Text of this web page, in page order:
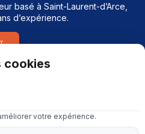
basé à Saint-Laurent-d’Arce,
d’expérience.
cookies
votre expérience.